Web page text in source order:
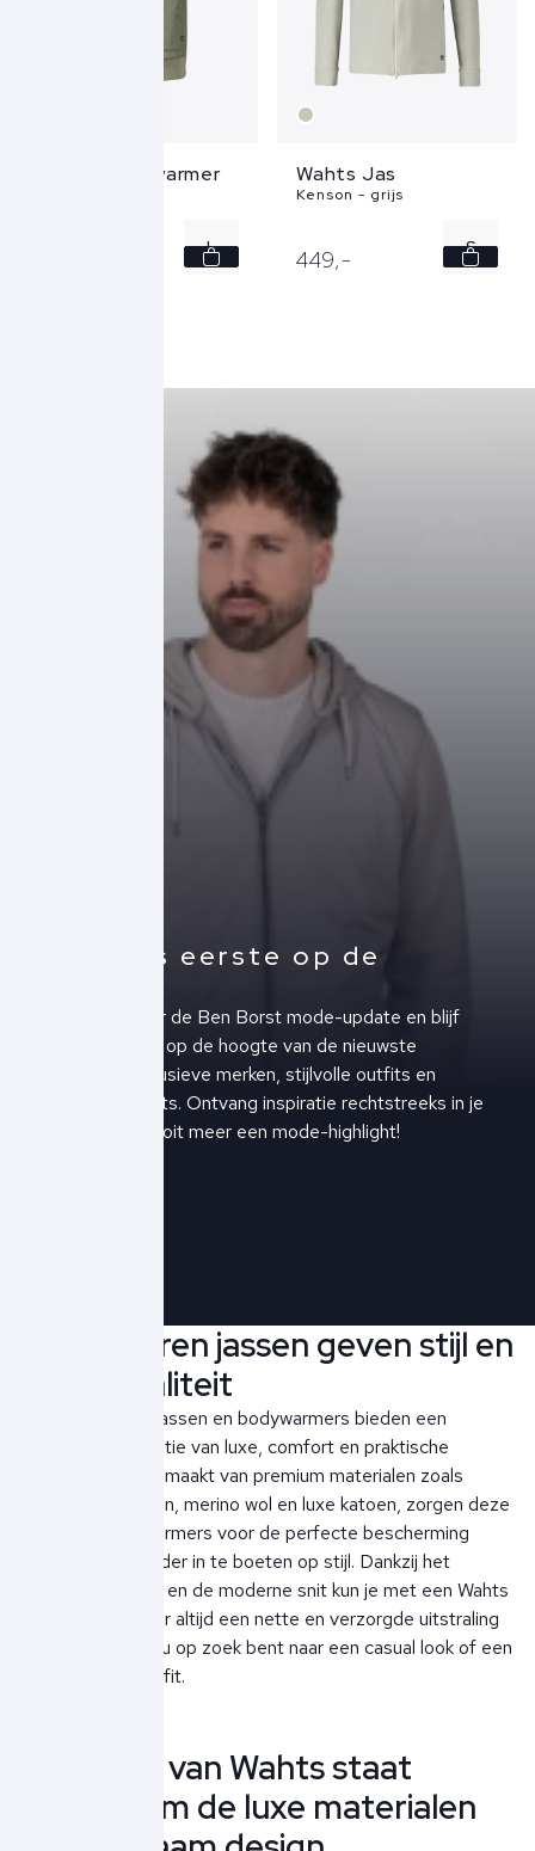
Wahts Bodywarmer
L
Wahts Jas
Kenson - grijs
449,- S
Altijd als eerste op de
Schrijf je in voor de Ben Borst mode-update en blijf
altijd als eerste op de hoogte van de nieuwste
collecties, exclusieve merken, stijlvolle outfits en
upcoming events. Ontvang inspiratie rechtstreeks in je
inbox en mis nooit meer een mode-highlight!
Wahts heren jassen geven stijl en
functionaliteit
De Wahts heren jassen en bodywarmers bieden een
perfecte combinatie van luxe, comfort en praktische
functionaliteit. Gemaakt van premium materialen zoals
technische stoffen, merino wol en luxe katoen, zorgen deze
jassen en bodywarmers voor de perfecte bescherming
tegen de kou zonder in te boeten op stijl. Dankzij het
verfijnde ontwerp en de moderne snit kun je met een Wahts
jas of bodywarmer altijd een nette en verzorgde uitstraling
behouden, of je nu op zoek bent naar een casual look of een
meer geklede outfit.
De jassen van Wahts staat
bekend om de luxe materialen